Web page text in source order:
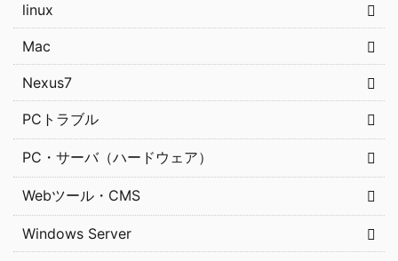
linux
Mac
Nexus7
PCトラブル
PC・サーバ（ハードウェア）
Webツール・CMS
Windows Server